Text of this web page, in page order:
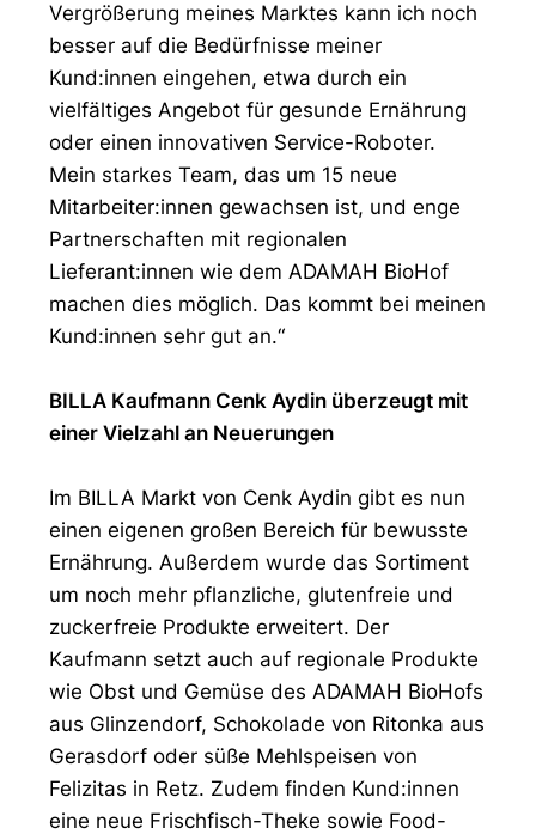
Vergrößerung meines Marktes kann ich noch
besser auf die Bedürfnisse meiner
Kund:innen eingehen, etwa durch ein
vielfältiges Angebot für gesunde Ernährung
oder einen innovativen Service-Roboter.
Mein starkes Team, das um 15 neue
Mitarbeiter:innen gewachsen ist, und enge
Partnerschaften mit regionalen
Lieferant:innen wie dem ADAMAH BioHof
machen dies möglich. Das kommt bei meinen
Kund:innen sehr gut an.“
BILLA Kaufmann Cenk Aydin überzeugt mit
einer Vielzahl an Neuerungen
Im BILLA Markt von Cenk Aydin gibt es nun
einen eigenen großen Bereich für bewusste
Ernährung. Außerdem wurde das Sortiment
um noch mehr pflanzliche, glutenfreie und
zuckerfreie Produkte erweitert. Der
Kaufmann setzt auch auf regionale Produkte
wie Obst und Gemüse des ADAMAH BioHofs
aus Glinzendorf, Schokolade von Ritonka aus
Gerasdorf oder süße Mehlspeisen von
Felizitas in Retz. Zudem finden Kund:innen
eine neue Frischfisch-Theke sowie Food-